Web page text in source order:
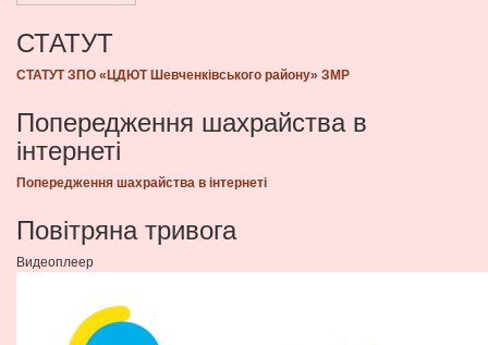
СТАТУТ
СТАТУТ ЗПО «ЦДЮТ Шевченківського району» ЗМР
Попередження шахрайства в
інтернеті
Попередження шахрайства в інтернеті
Повітряна тривога
Видеоплеер